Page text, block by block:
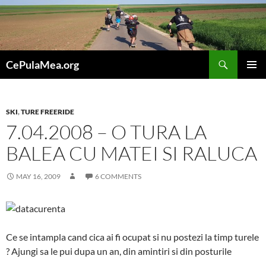
Skip
to
content
CePulaMea.org
SKI,TURE FREERIDE
7.04.2008 – O TURA LA
BALEA CU MATEI SI RALUCA
MAY 16, 2009 6 COMMENTS
Ce se intampla cand cica ai fi ocupat si nu postezi la timp turele
? Ajungi sa le pui dupa un an, din amintiri si din posturile